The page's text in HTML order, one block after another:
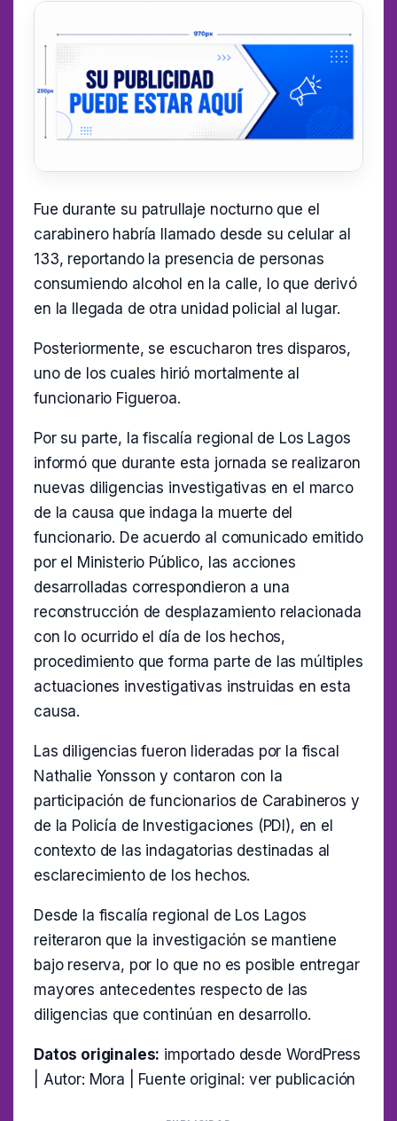
Fue durante su patrullaje nocturno que el
carabinero habría llamado desde su celular al
133, reportando la presencia de personas
consumiendo alcohol en la calle, lo que derivó
en la llegada de otra unidad policial al lugar.
Posteriormente, se escucharon tres disparos,
uno de los cuales hirió mortalmente al
funcionario Figueroa.
Por su parte, la fiscalía regional de Los Lagos
informó que durante esta jornada se realizaron
nuevas diligencias investigativas en el marco
de la causa que indaga la muerte del
funcionario. De acuerdo al comunicado emitido
por el Ministerio Público, las acciones
desarrolladas correspondieron a una
reconstrucción de desplazamiento relacionada
con lo ocurrido el día de los hechos,
procedimiento que forma parte de las múltiples
actuaciones investigativas instruidas en esta
causa.
Las diligencias fueron lideradas por la fiscal
Nathalie Yonsson y contaron con la
participación de funcionarios de Carabineros y
de la Policía de Investigaciones (PDI), en el
contexto de las indagatorias destinadas al
esclarecimiento de los hechos.
Desde la fiscalía regional de Los Lagos
reiteraron que la investigación se mantiene
bajo reserva, por lo que no es posible entregar
mayores antecedentes respecto de las
diligencias que continúan en desarrollo.
Datos originales: importado desde WordPress
| Autor: Mora | Fuente original: ver publicación